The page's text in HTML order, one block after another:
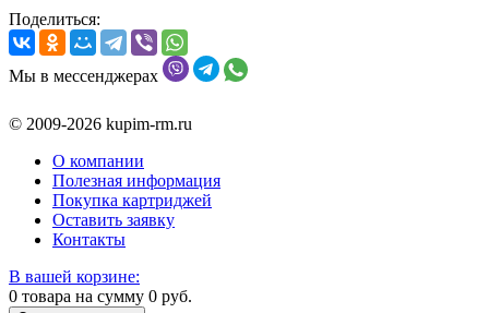
Поделиться:
Мы в мессенджерах
© 2009-2026 kupim-rm.ru
О компании
Полезная информация
Покупка картриджей
Оставить заявку
Контакты
В вашей корзине:
0 товара на сумму 0 руб.